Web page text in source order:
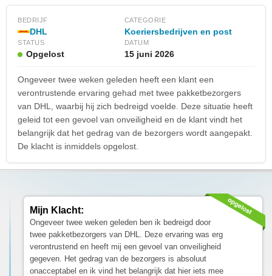
BEDRIJF
DHL
CATEGORIE
Koeriersbedrijven en post
STATUS
Opgelost
DATUM
15 juni 2026
Ongeveer twee weken geleden heeft een klant een
verontrustende ervaring gehad met twee pakketbezorgers
van DHL, waarbij hij zich bedreigd voelde. Deze situatie heeft
geleid tot een gevoel van onveiligheid en de klant vindt het
belangrijk dat het gedrag van de bezorgers wordt aangepakt.
De klacht is inmiddels opgelost.
Mijn Klacht:
Ongeveer twee weken geleden ben ik bedreigd door
twee pakketbezorgers van DHL. Deze ervaring was erg
verontrustend en heeft mij een gevoel van onveiligheid
gegeven. Het gedrag van de bezorgers is absoluut
onacceptabel en ik vind het belangrijk dat hier iets mee